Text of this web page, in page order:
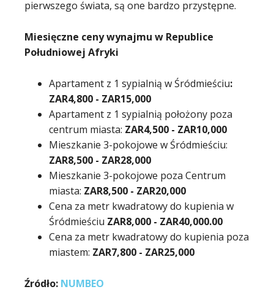
pierwszego świata, są one bardzo przystępne.
Miesięczne ceny wynajmu w Republice
Południowej Afryki
Apartament z 1 sypialnią w Śródmieściu:
ZAR4,800 - ZAR15,000
Apartament z 1 sypialnią położony poza
centrum miasta: ZAR4,500 - ZAR10,000
Mieszkanie 3-pokojowe w Śródmieściu:
ZAR8,500 - ZAR28,000
Mieszkanie 3-pokojowe poza Centrum
miasta: ZAR8,500 - ZAR20,000
Cena za metr kwadratowy do kupienia w
Śródmieściu ZAR8,000 - ZAR40,000.00
Cena za metr kwadratowy do kupienia poza
miastem: ZAR7,800 - ZAR25,000
Źródło: NUMBEO